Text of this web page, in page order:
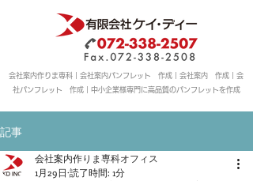
会社案内作りま専科｜会社案内パンフレット 作成｜会社案内 作成｜会
社パンフレット 作成｜中小企業様専門に高品質のパンフレットを作成
記事
会社案内作りま専科オフィス
1月29日 読了時間: 1分